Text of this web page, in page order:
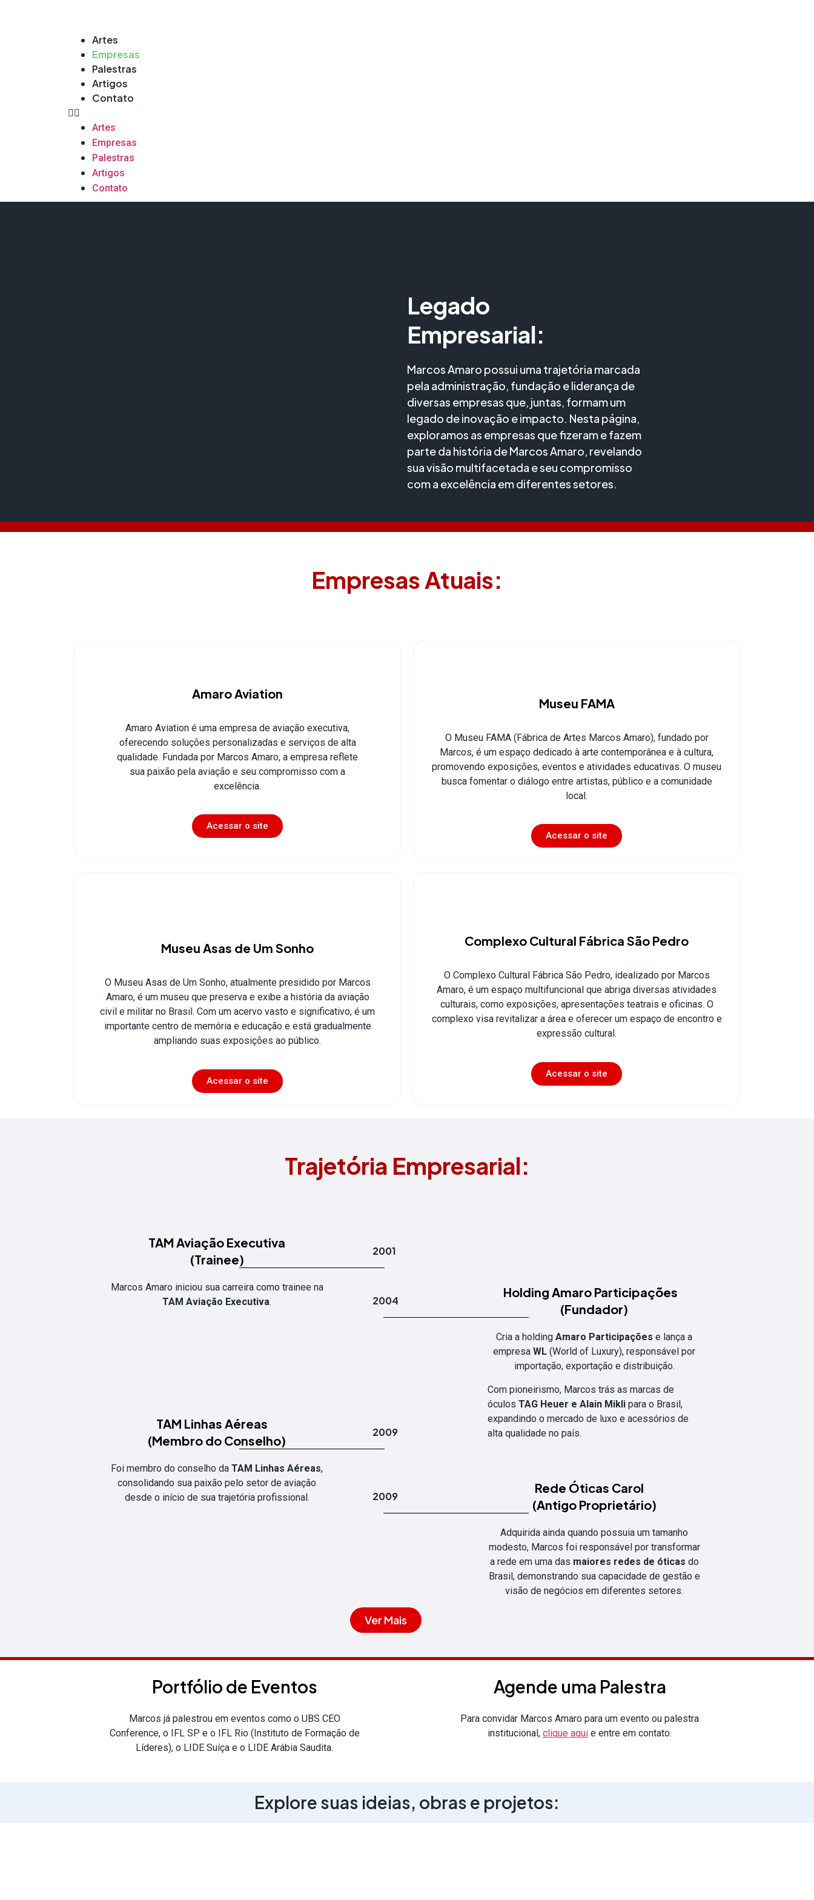
Artes
Empresas
Palestras
Artigos
Contato
Artes
Empresas
Palestras
Artigos
Contato
Legado
Empresarial:
Marcos Amaro possui uma trajetória marcada
pela administração, fundação e liderança de
diversas empresas que, juntas, formam um
legado de inovação e impacto. Nesta página,
exploramos as empresas que fizeram e fazem
parte da história de Marcos Amaro, revelando
sua visão multifacetada e seu compromisso
com a excelência em diferentes setores.
Empresas Atuais:
Amaro Aviation
Amaro Aviation é uma empresa de aviação executiva,
oferecendo soluções personalizadas e serviços de alta
qualidade. Fundada por Marcos Amaro, a empresa reflete
sua paixão pela aviação e seu compromisso com a
excelência.
Acessar o site
Museu FAMA​
O Museu FAMA (Fábrica de Artes Marcos Amaro), fundado por
Marcos, é um espaço dedicado à arte contemporânea e à cultura,
promovendo exposições, eventos e atividades educativas. O museu
busca fomentar o diálogo entre artistas, público e a comunidade
local.
Acessar o site
Museu Asas de Um Sonho
O Museu Asas de Um Sonho, atualmente presidido por Marcos
Amaro, é um museu que preserva e exibe a história da aviação
civil e militar no Brasil. Com um acervo vasto e significativo, é um
importante centro de memória e educação e está gradualmente
ampliando suas exposições ao público.
Acessar o site
Complexo Cultural Fábrica São Pedro
O Complexo Cultural Fábrica São Pedro, idealizado por Marcos
Amaro, é um espaço multifuncional que abriga diversas atividades
culturais, como exposições, apresentações teatrais e oficinas. O
complexo visa revitalizar a área e oferecer um espaço de encontro e
expressão cultural.
Acessar o site
Trajetória Empresarial:
TAM Aviação Executiva
(Trainee)
Marcos Amaro iniciou sua carreira como trainee na
TAM Aviação Executiva.
2001
2004
Holding Amaro Participações
(Fundador)
Cria a holdingAmaro Participações e lança a
empresaWL (World of Luxury), responsável por
importação, exportação e distribuição.
Com pioneirismo, Marcos trás as marcas de
óculosTAG Heuer e Alain Mikli para o Brasil,
expandindo o mercado de luxo e acessórios de
alta qualidade no país.
TAM Linhas Aéreas
(Membro do Conselho)
Foi membro do conselho daTAM Linhas Aéreas,
consolidando sua paixão pelo setor de aviação
desde o início de sua trajetória profissional.
2009
2009
Rede Óticas Carol
(Antigo Proprietário)
Adquirida ainda quando possuia um tamanho
modesto, Marcos foi responsável por transformar
a rede em uma das maiores redes de óticas do
Brasil, demonstrando sua capacidade de gestão e
visão de negócios em diferentes setores.
Ver Mais
Portfólio de Eventos
Marcos já palestrou em eventos como o UBS CEO
Conference, o IFL SP e o IFL Rio (Instituto de Formação de
Líderes), o LIDE Suíça e o LIDE Arábia Saudita.
Agende uma Palestra
Para convidar Marcos Amaro para um evento ou palestra
institucional, clique aqui e entre em contato.
Explore suas ideias, obras e projetos: